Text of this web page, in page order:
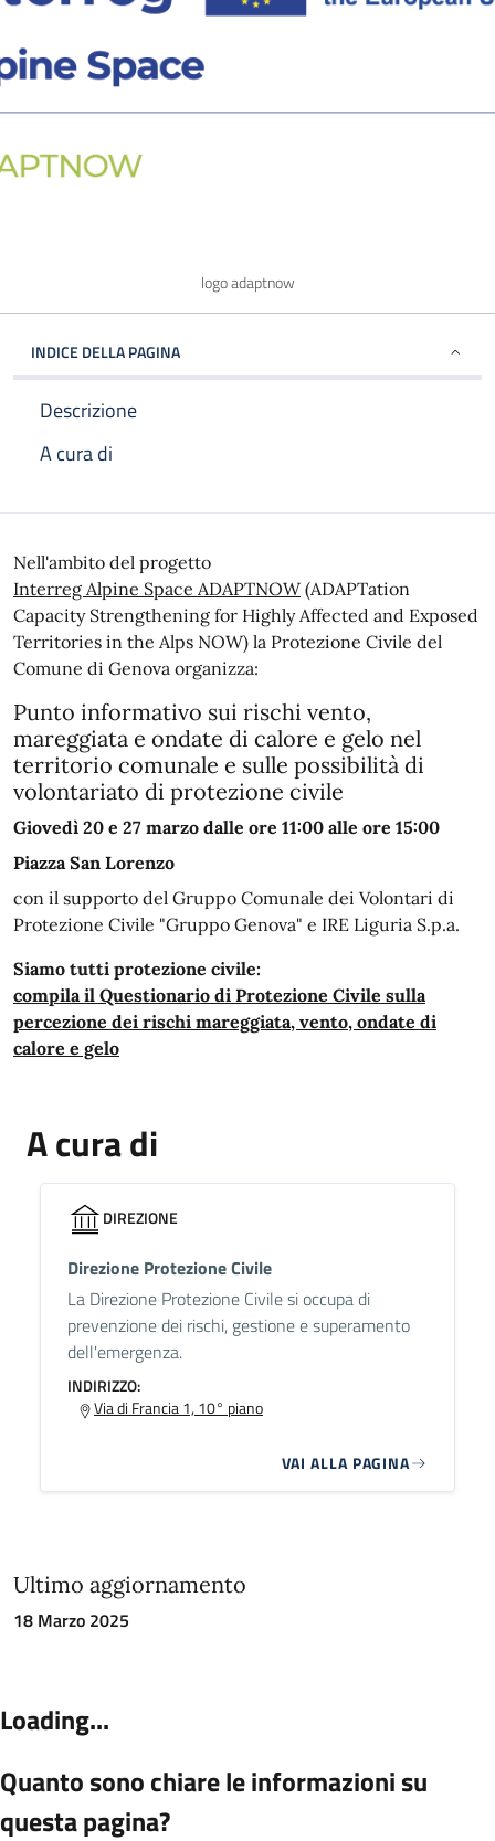
logo adaptnow
INDICE DELLA PAGINA
Descrizione
A cura di
Descrizione
Nell'ambito del progetto
Interreg Alpine Space ADAPTNOW (ADAPTation
Capacity Strengthening for Highly Affected and Exposed
Territories in the Alps NOW) la Protezione Civile del
Comune di Genova organizza:
Punto informativo sui rischi vento,
mareggiata e ondate di calore e gelo nel
territorio comunale e sulle possibilità di
volontariato di protezione civile
Giovedì 20 e 27 marzo dalle ore 11:00 alle ore 15:00
Piazza San Lorenzo
con il supporto del Gruppo Comunale dei Volontari di
Protezione Civile "Gruppo Genova" e IRE Liguria S.p.a.
Siamo tutti protezione civile:
compila il Questionario di Protezione Civile sulla
percezione dei rischi mareggiata, vento, ondate di
calore e gelo
A cura di
DIREZIONE
Direzione Protezione Civile
La Direzione Protezione Civile si occupa di
prevenzione dei rischi, gestione e superamento
dell'emergenza.
INDIRIZZO:
Via di Francia 1, 10° piano
VAI ALLA PAGINA
Ultimo aggiornamento
18 Marzo 2025